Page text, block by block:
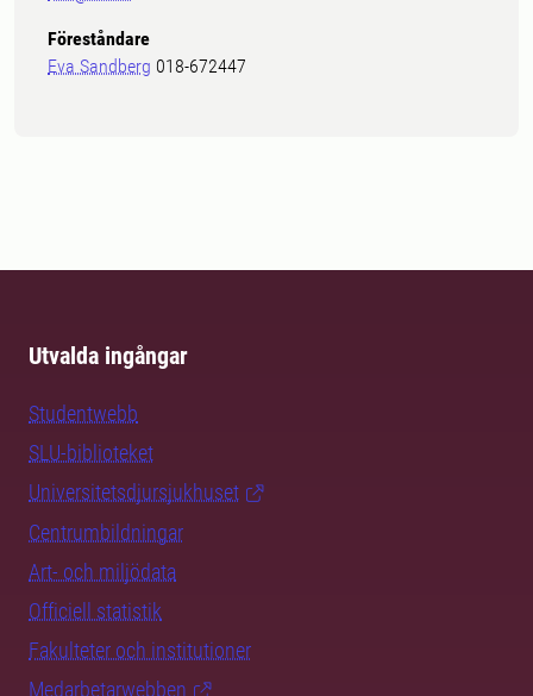
Föreståndare
Eva Sandberg 018-672447
Utvalda ingångar
Studentwebb
SLU-biblioteket
Universitetsdjursjukhuset
Centrumbildningar
Art- och miljödata
Officiell statistik
Fakulteter och institutioner
Medarbetarwebben